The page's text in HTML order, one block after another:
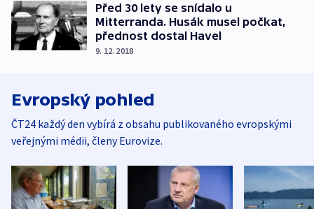
Před 30 lety se snídalo u
Mitterranda. Husák musel počkat,
přednost dostal Havel
9. 12. 2018
Evropský pohled
ČT24 každý den vybírá z obsahu publikovaného evropskými
veřejnými médii, členy Eurovize.